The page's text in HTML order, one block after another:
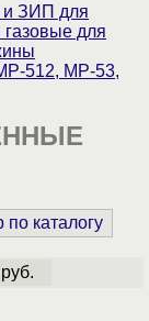
и ЗИП для
для
512, МР-53,
по каталогу